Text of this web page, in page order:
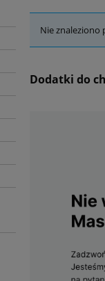
Nie znaleziono
Dodatki do